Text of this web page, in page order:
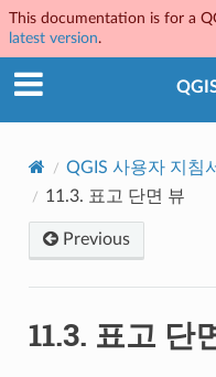
This documentation is for a
latest version.
QGIS 사용자 지침
11.3. 표고 단면 뷰
Previous
11.3. 표고 단